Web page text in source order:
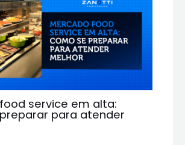
service em alta:
para atender